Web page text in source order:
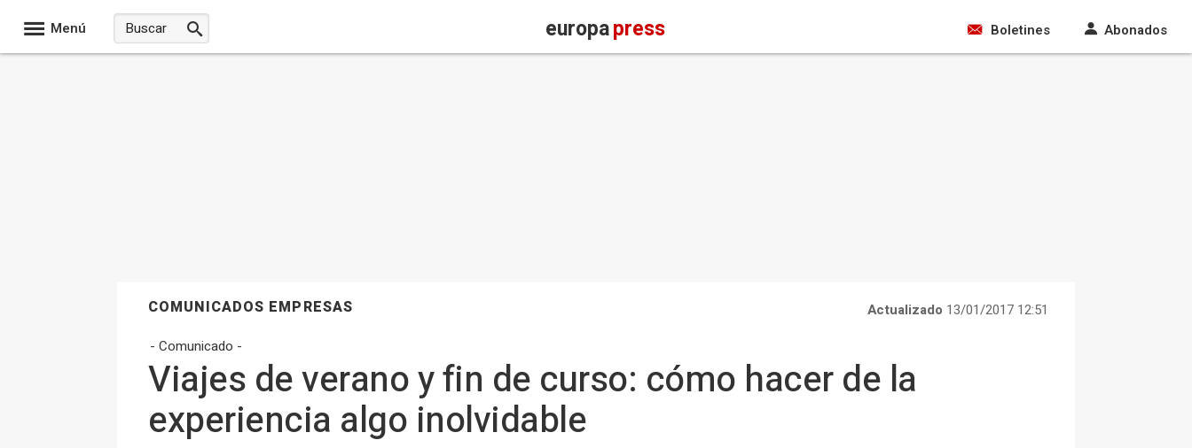
Menú europapress Boletines Abonados
COMUNICADOS EMPRESAS Actualizado 13/01/2017 12:51
- Comunicado -
Viajes de verano y fin de curso: cómo hacer de la
experiencia algo inolvidable